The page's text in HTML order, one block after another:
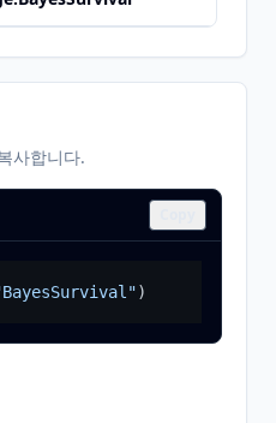
사합니다.
)